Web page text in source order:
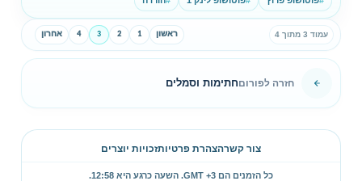
עמוד 3 מתוך 4 ראשון 1
2
3
4 אחרון
חזרה לפורוםחתימות וסמלים
צור קשרהצהרת פרטיותזכויות יוצרים
כל הזמנים הם GMT +3. השעה כרגע היא 12:58
.